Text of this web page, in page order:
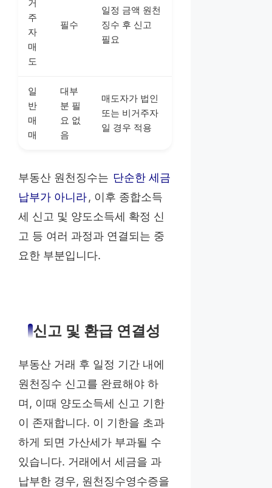
거
주
자
매
도
필수
일정 금액 원천
징수 후 신고
필요
일
반
매
매
대부
분 필
요 없
음
매도자가 법인
또는 비거주자
일 경우 적용
부동산 원천징수는 단순한 세금
납부가 아니라, 이후 종합소득
세 신고 및 양도소득세 확정 신
고 등 여러 과정과 연결되는 중
요한 부분입니다.
신고 및 환급 연결성
부동산 거래 후 일정 기간 내에
원천징수 신고를 완료해야 하
며, 이때 양도소득세 신고 기한
이 존재합니다. 이 기한을 초과
하게 되면 가산세가 부과될 수
있습니다. 거래에서 세금을 과
납부한 경우, 원천징수영수증을